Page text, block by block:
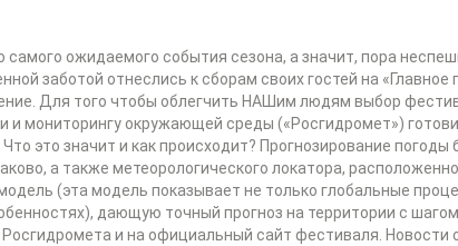
самого ожидаемого события сезона, а значит, пора
заботой отнеслись к сборам своих гостей на
Для того чтобы облегчить НАШим людям выбор
и мониторингу окружающей среды («Росгидромет»)
это значит и как происходит? Прогнозирование
а также метеорологического локатора,
(эта модель показывает не только глобальные
дающую точный прогноз на территории с
Росгидромета и на официальный сайт фестиваля.